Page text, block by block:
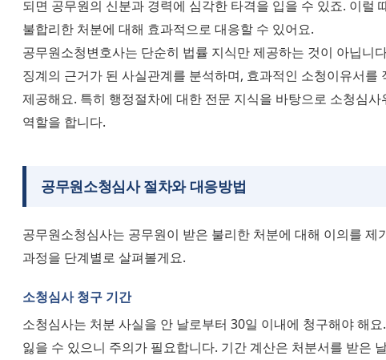
되면 공무원의 신분과 경력에 심각한 타격을 입을 수 있죠. 이럴
불합리한 처분에 대해 효과적으로 대응할 수 있어요.
공무원소청변호사는 단순히 법률 지식만 제공하는 것이 아닙니
징계의 근거가 된 사실관계를 분석하며, 효과적인 소청이유서를
제공해요. 특히 행정절차에 대한 전문 지식을 바탕으로 소청심
역할을 합니다.
공무원소청심사 절차와 대응방법
공무원소청심사는 공무원이 받은 불리한 처분에 대해 이의를 제
과정을 단계별로 살펴볼게요.
소청심사 청구 기간
소청심사는 처분 사실을 안 날로부터 30일 이내에 청구해야 해
잃을 수 있으니 주의가 필요합니다. 기간 계산은 처분서를 받은